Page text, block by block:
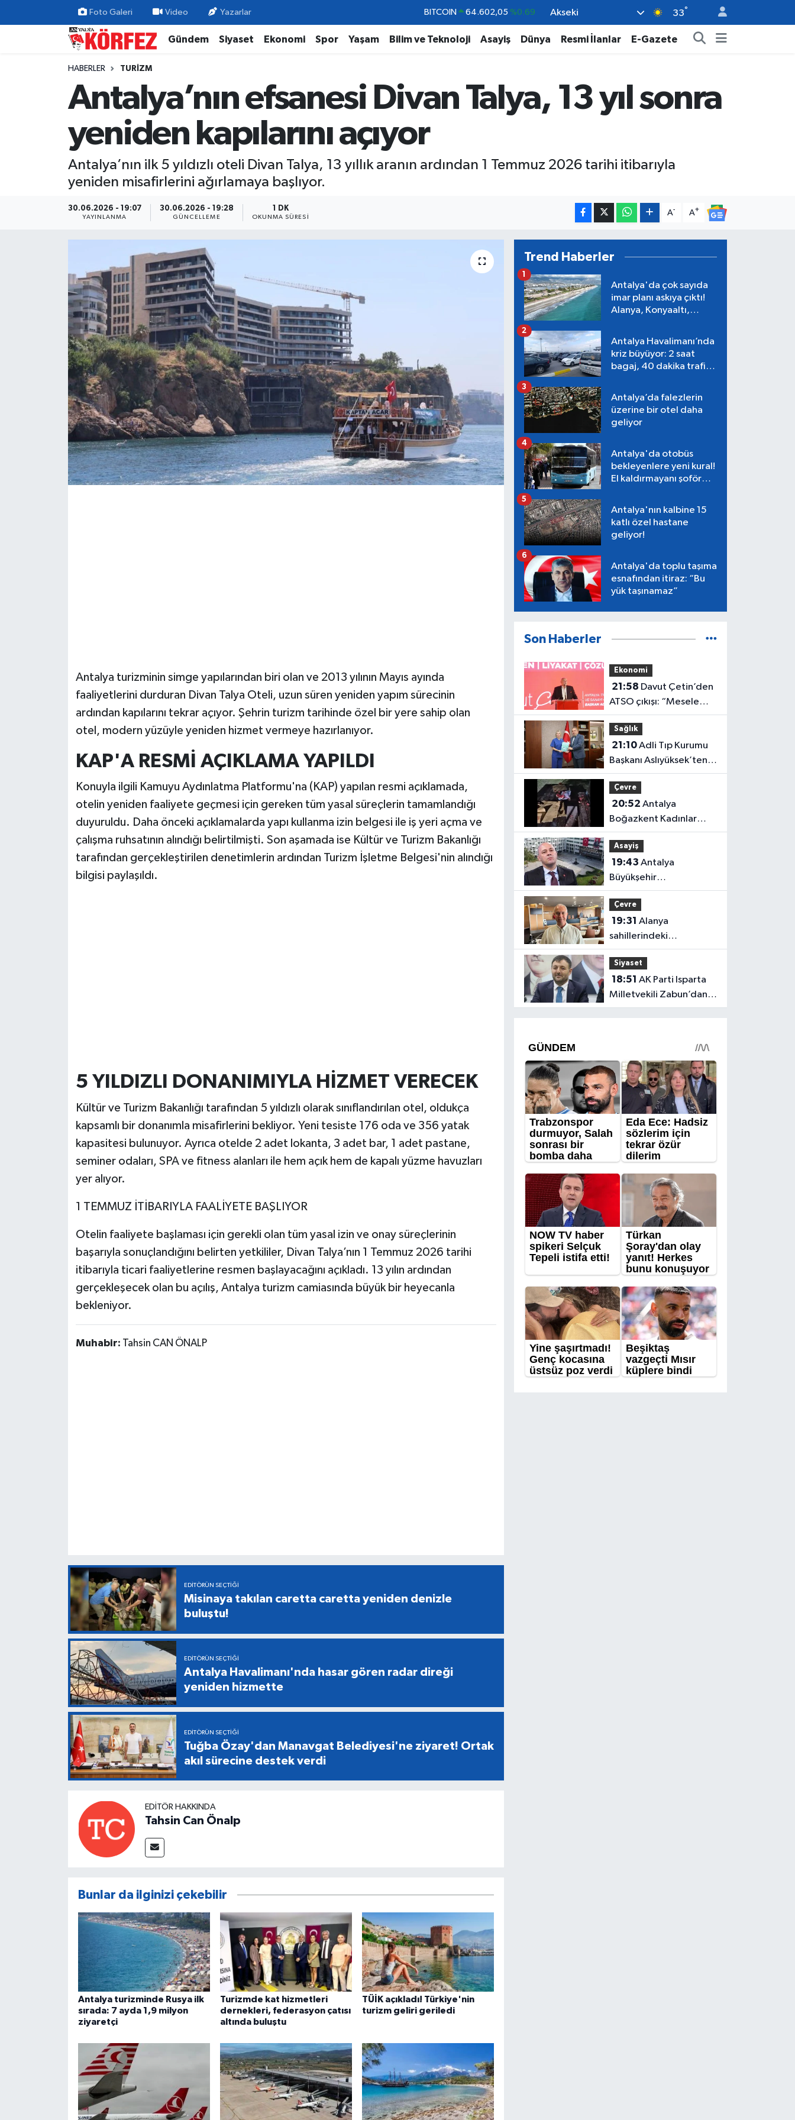
Foto Galeri Video Yazarlar DOLAR 47,6006 %0.06
EURO 55,0250 %0.02
BİST100 13.768 %48
Akseki 33°
Gündem Siyaset Ekonomi Spor Yaşam Bilim ve Teknoloji Asayiş Dünya Resmi İlanlar E-Gazete
HABERLER TURIZM
Antalya’nın efsanesi Divan Talya, 13 yıl sonra
yeniden kapılarını açıyor
Antalya’nın ilk 5 yıldızlı oteli Divan Talya, 13 yıllık aranın ardından 1 Temmuz 2026 tarihi itibarıyla
yeniden misafirlerini ağırlamaya başlıyor.
30.06.2026 - 19:07
YAYINLANMA
30.06.2026 - 19:28
GÜNCELLEME
1 DK
OKUNMA SÜRESI
A- A+
Antalya turizminin simge yapılarından biri olan ve 2013 yılının Mayıs ayında
faaliyetlerini durduran Divan Talya Oteli, uzun süren yeniden yapım sürecinin
ardından kapılarını tekrar açıyor. Şehrin turizm tarihinde özel bir yere sahip olan
otel, modern yüzüyle yeniden hizmet vermeye hazırlanıyor.
KAP'A RESMİ AÇIKLAMA YAPILDI
Konuyla ilgili Kamuyu Aydınlatma Platformu'na (KAP) yapılan resmi açıklamada,
otelin yeniden faaliyete geçmesi için gereken tüm yasal süreçlerin tamamlandığı
duyuruldu. Daha önceki açıklamalarda yapı kullanma izin belgesi ile iş yeri açma ve
çalışma ruhsatının alındığı belirtilmişti. Son aşamada ise Kültür ve Turizm Bakanlığı
tarafından gerçekleştirilen denetimlerin ardından Turizm İşletme Belgesi'nin alındığı
bilgisi paylaşıldı.
5 YILDIZLI DONANIMIYLA HİZMET VERECEK
Kültür ve Turizm Bakanlığı tarafından 5 yıldızlı olarak sınıflandırılan otel, oldukça
kapsamlı bir donanımla misafirlerini bekliyor. Yeni tesiste 176 oda ve 356 yatak
kapasitesi bulunuyor. Ayrıca otelde 2 adet lokanta, 3 adet bar, 1 adet pastane,
seminer odaları, SPA ve fitness alanları ile hem açık hem de kapalı yüzme havuzları
yer alıyor.
1 TEMMUZ İTİBARIYLA FAALİYETE BAŞLIYOR
Otelin faaliyete başlaması için gerekli olan tüm yasal izin ve onay süreçlerinin
başarıyla sonuçlandığını belirten yetkililer, Divan Talya’nın 1 Temmuz 2026 tarihi
itibarıyla ticari faaliyetlerine resmen başlayacağını açıkladı. 13 yılın ardından
gerçekleşecek olan bu açılış, Antalya turizm camiasında büyük bir heyecanla
bekleniyor.
Muhabir: Tahsin CAN ÖNALP
EDITÖRÜN SEÇTIĞI
Misinaya takılan caretta caretta yeniden denizle
buluştu!
EDITÖRÜN SEÇTIĞI
Antalya Havalimanı'nda hasar gören radar direği
yeniden hizmette
EDITÖRÜN SEÇTIĞI
Tuğba Özay'dan Manavgat Belediyesi'ne ziyaret! Ortak
akıl sürecine destek verdi
EDITÖR HAKKINDA
Tahsin Can Önalp
Bunlar da ilginizi çekebilir
Antalya turizminde Rusya ilk
sırada: 7 ayda 1,9 milyon
ziyaretçi
Turizmde kat hizmetleri
dernekleri, federasyon çatısı
altında buluştu
TÜİK açıkladı! Türkiye'nin
turizm geliri geriledi
Trend Haberler
Antalya'da çok sayıda
imar planı askıya çıktı!
Alanya, Konyaaltı,
1
Antalya Havalimanı’nda
kriz büyüyor: 2 saat
bagaj, 40 dakika trafik,
2
Antalya’da falezlerin
üzerine bir otel daha
geliyor
3
Antalya'da otobüs
bekleyenlere yeni kural!
El kaldırmayanı şoför
4
Antalya'nın kalbine 15
katlı özel hastane
geliyor!
5
Antalya'da toplu taşıma
esnafından itiraz: “Bu
yük taşınamaz”
6
Son Haberler
Ekonomi
21:58
ATSO çıkışı: “Mesele
Antalya’nın geleceği”
Sağlık
21:10Adli Tıp Kurumu
Başkanı Aslıyüksek’ten
Rektör Özkan'a davet
Çevre
20:52
Boğazkent Kadınlar
Plajı’nda bırakılan çöpler
tepki çekti
Asayiş
19:43
Büyükşehir
soruşturmasında iki isim
hakkında yeni karar
Çevre
19:31
sahillerindeki
mikroplastik kirliliğinin
kaynağı açıklandı
Siyaset
18:51
Milletvekili Zabun’dan
Antalya mesajı: “Ne
Gündem
Yerel Yönetim
Ekonomi
Magazin
Kültür ve Sanat
Sivil Toplum
Nöbetçi Eczaneler
Trafik Durumu
Süper Lig Puan Durumu ve Fikstür
Tüm Manşetler